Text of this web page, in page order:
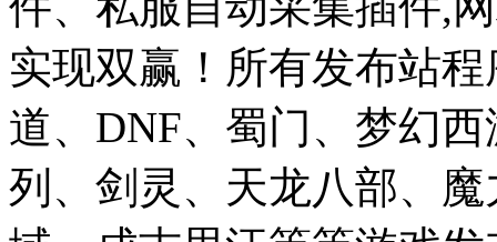
实现双赢！所有发布站
道、DNF、蜀门、梦幻
列、剑灵、天龙八部、